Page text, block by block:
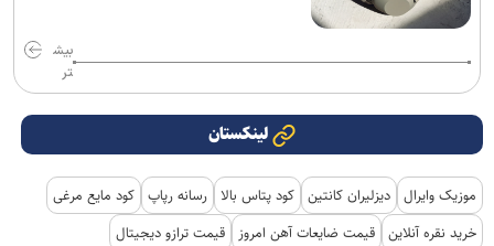
بیش
تر
لینکستان
موزیک وایرال دیزلیران کانتین کود پتاس بالا رسانه رپاپ کود مایع مرغی
خرید نقره آنلاین قیمت ضایعات آهن امروز
قیمت ترازو دیجیتال